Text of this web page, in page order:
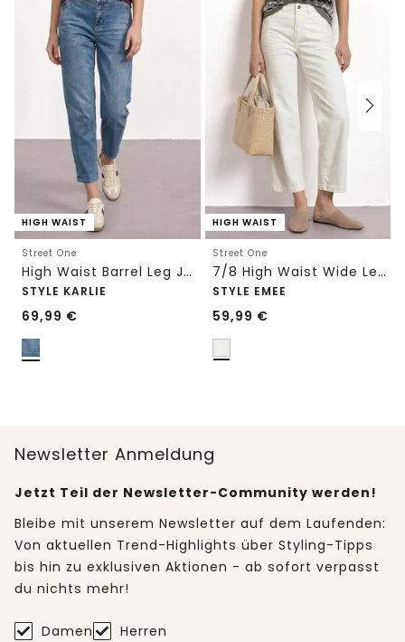
HIGH WAIST
Street One
High Waist Barrel Leg Jeans im Loose Fit
STYLE KARLIE
69,99 €
HIGH WAIST
Street One
7/8 High Waist Wide Leg Jeans im Loose Fit
STYLE EMEE
59,99 €
Newsletter Anmeldung
Jetzt Teil der Newsletter-Community werden!
Bleibe mit unserem Newsletter auf dem Laufenden:
Von aktuellen Trend-Highlights über Styling-Tipps
bis hin zu exklusiven Aktionen - ab sofort verpasst
du nichts mehr!
Damen Herren